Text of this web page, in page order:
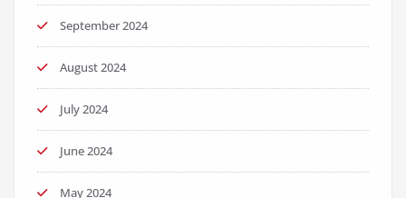
September 2024
August 2024
July 2024
June 2024
May 2024